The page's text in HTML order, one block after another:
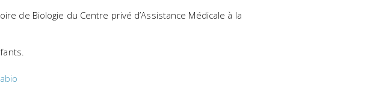
de Biologie du Centre privé d’Assistance Médicale à la